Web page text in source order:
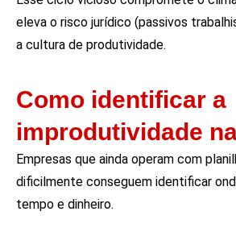
eleva o risco jurídico (passivos
a cultura de produtividade.
Como identificar a
improdutividade
Empresas que ainda operam com
dificilmente conseguem identificar
tempo e dinheiro.